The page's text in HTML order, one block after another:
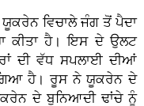
ਵਿਚਾਲੇ ਜੰਗ ਤੋਂ ਪੈਦਾ
ਕੀਤਾ ਹੈ। ਇਸ ਦੇ ਉਲਟ
ਦੀ ਵੱਧ ਸਪਲਾਈ ਦੀਆਂ
ਹੈ। ਰੂਸ ਨੇ ਯੂਕਰੇਨ ਦੇ
ਦੇ ਬੁਨਿਆਦੀ ਢਾਂਚੇ ਨੂੰ